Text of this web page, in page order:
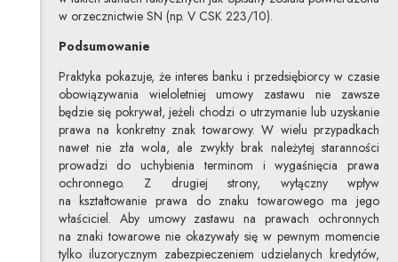
w orzecznictwie SN (np. V CSK 223/10).
Podsumowanie
Praktyka pokazuje, że interes banku i przedsiębiorcy w czasie
obowiązywania wieloletniej umowy zastawu nie zawsze
będzie się pokrywał, jeżeli chodzi o utrzymanie lub uzyskanie
prawa na konkretny znak towarowy. W wielu przypadkach
nawet nie zła wola, ale zwykły brak należytej staranności
prowadzi do uchybienia terminom i wygaśnięcia prawa
ochronnego. Z drugiej strony, wyłączny wpływ
na kształtowanie prawa do znaku towarowego ma jego
właściciel. Aby umowy zastawu na prawach ochronnych
na znaki towarowe nie okazywały się w pewnym momencie
tylko iluzorycznym zabezpieczeniem udzielanych kredytów,